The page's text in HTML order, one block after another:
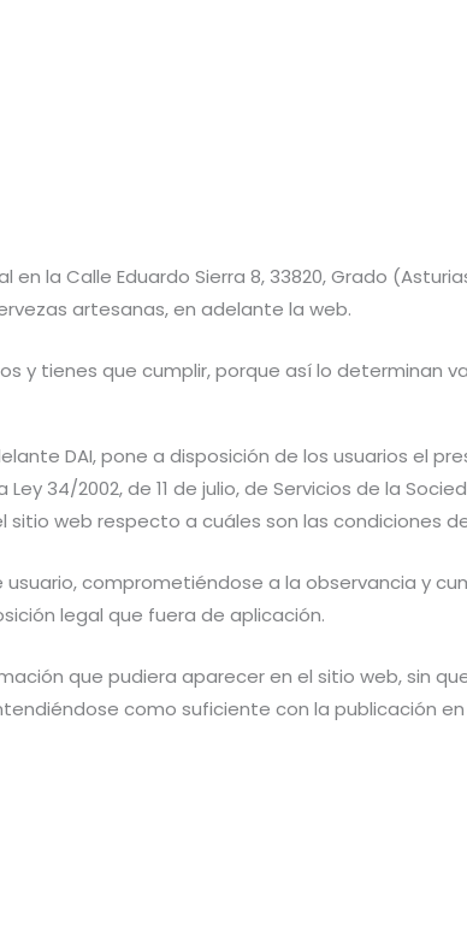
en la Calle Eduardo Sierra 8, 33820, Grado
artesanas, en adelante la web.
y tienes que cumplir, porque así lo determinan
DAI, pone a disposición de los usuarios el
34/2002, de 11 de julio, de Servicios de la
sitio web respecto a cuáles son las condiciones
comprometiéndose a la observancia y
legal que fuera de aplicación.
que pudiera aparecer en el sitio web, sin
como suficiente con la publicación